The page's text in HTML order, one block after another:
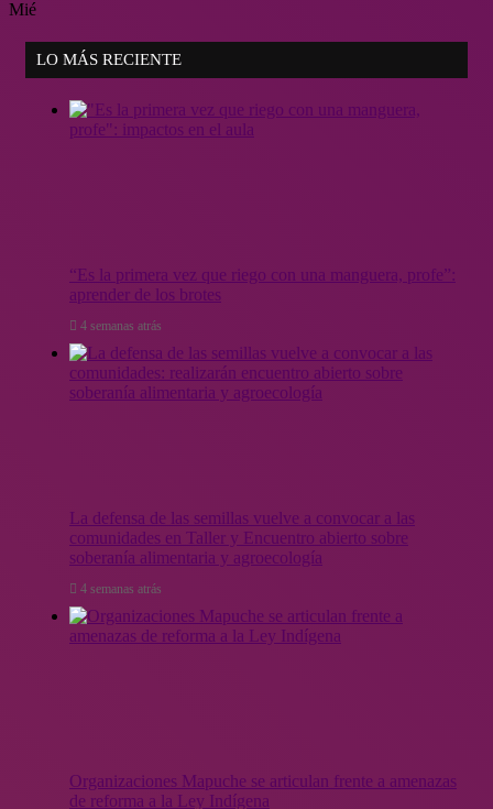
Mié
LO MÁS RECIENTE
“Es la primera vez que riego con una manguera, profe”:
aprender de los brotes
4 semanas atrás
La defensa de las semillas vuelve a convocar a las
comunidades en Taller y Encuentro abierto sobre
soberanía alimentaria y agroecología
4 semanas atrás
Organizaciones Mapuche se articulan frente a amenazas
de reforma a la Ley Indígena